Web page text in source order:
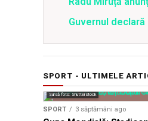
Guvernul
SPORT - ULTIMELE
Sursă foto: Shutterstock
SPORT 3 săptămâni ago